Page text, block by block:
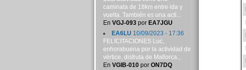
caminata de 18km entre ida y
vuelta. También es una acti...
En VGJ-093por EA7JGU
EA6LU 10/09/2023 - 17:36
FELICITACIONES Luc,
enhorabuena por la actividad de
vértice, disfruta de Mallorca...
En VGIB-010por ON7DQ